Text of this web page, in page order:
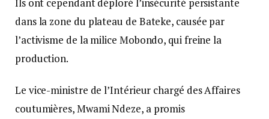
dans la zone du plateau de Bateke, causée par
l’activisme de la milice Mobondo, qui freine la
production.
Le vice-ministre de l’Intérieur chargé des Affaires
coutumières, Mwami Ndeze, a promis